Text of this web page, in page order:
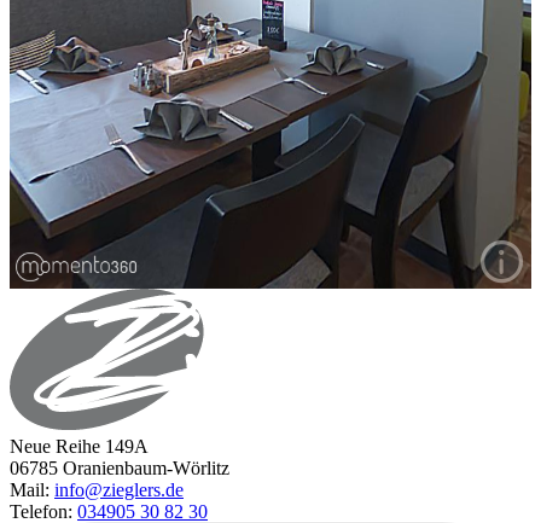
Neue Reihe 149A
06785 Oranienbaum-Wörlitz
Mail: info@zieglers.de
Telefon: 034905 30 82 30